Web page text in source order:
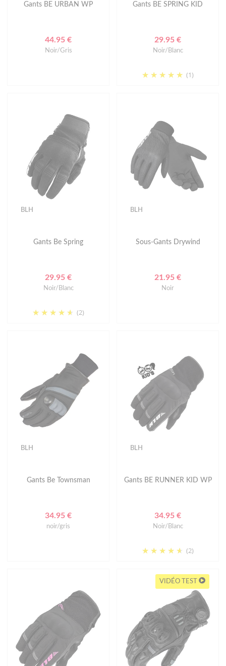
Gants BE URBAN WP
44.95 €
Noir/Gris
Gants BE SPRING KID
29.95 €
Noir/Blanc
(1)
BLH
Gants Be Spring
29.95 €
Noir/Blanc
(2)
BLH
Sous-Gants Drywind
21.95 €
Noir
BLH
Gants Be Townsman
34.95 €
noir/gris
BLH
Gants BE RUNNER KID WP
34.95 €
Noir/Blanc
(2)
VIDÉO TEST